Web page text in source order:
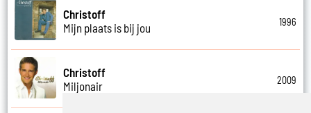
Christoff
Mijn plaats is bij jou
1996
Christoff
Miljonair
2009